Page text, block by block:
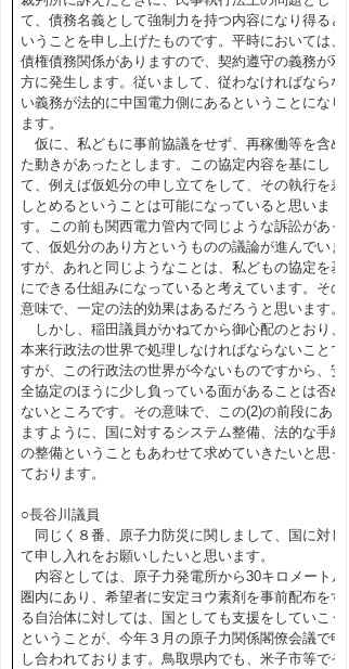
て、債務名義として強制力を持つ内容になり得ると
いうことを申し上げたものです。平時においては、
債権債務関係がありますので、契約遵守の義務が双
方に発生します。従いまして、従わなければならな
い義務が法的に中国電力側にあるということになり
ます。
仮に、私どもに事前協議をせず、再稼働等を含め
た動きがあったとします。この協定内容を基にし
て、例えば仮処分の申し立てをして、その執行を差
しとめるということは可能になっていると思いま
す。この前も関西電力管内で同じような訴訟があっ
て、仮処分のあり方というものの議論が進んでいま
すが、あれと同じようなことは、私どもの協定を基
にできる仕組みになっていると考えています。その
意味で、一定の法的効果はあるだろうと思います。
しかし、稲田議員がかねてから御心配のとおり、
本来行政法の世界で処理しなければならないことで
すが、この行政法の世界が今ないものですから、安
全協定のほうに少し負っている面があることは否め
ないところです。その意味で、この(2)の前段にあり
ますように、国に対するシステム整備、法的な手続
の整備ということもあわせて求めていきたいと思っ
ております。
○長谷川議員
同じく８番、原子力防災に関しまして、国に対し
て申し入れをお願いしたいと思います。
内容としては、原子力発電所から30キロメートル
圏内にあり、希望者に安定ヨウ素剤を事前配布をす
る自治体に対しては、国としても支援をしていこう
ということが、今年３月の原子力関係閣僚会議で申
し合われております。鳥取県内でも、米子市等でそ